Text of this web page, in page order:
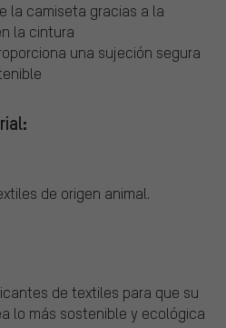
la camiseta gracias a la
la cintura
una sujeción segura
de origen animal.
de textiles para que su
lo más sostenible y ecológica